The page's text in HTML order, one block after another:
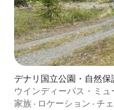
デナリ国立公園・自然
ウインディーパス・ミ
ハウスです！
家族 · ロケーション · チ